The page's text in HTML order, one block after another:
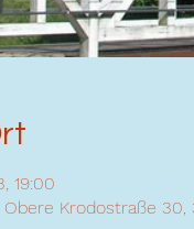
19:00
Obere Krodostraße